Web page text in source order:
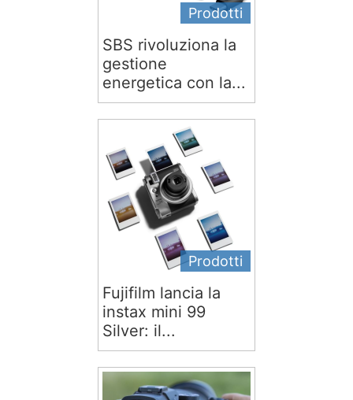
Prodotti
SBS rivoluziona la
gestione
energetica con la...
Prodotti
Fujifilm lancia la
instax mini 99
Silver: il...